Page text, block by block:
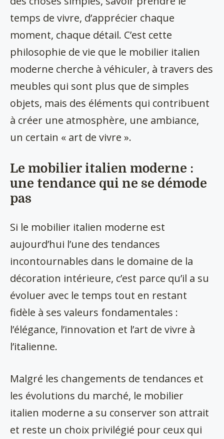
temps de vivre, d’apprécier chaque
moment, chaque détail. C’est cette
philosophie de vie que le mobilier italien
moderne cherche à véhiculer, à travers des
meubles qui sont plus que de simples
objets, mais des éléments qui contribuent
à créer une atmosphère, une ambiance,
un certain « art de vivre ».
Le mobilier italien moderne :
une tendance qui ne se démode
pas
Si le mobilier italien moderne est
aujourd’hui l’une des tendances
incontournables dans le domaine de la
décoration intérieure, c’est parce qu’il a su
évoluer avec le temps tout en restant
fidèle à ses valeurs fondamentales :
l’élégance, l’innovation et l’art de vivre à
l’italienne.
Malgré les changements de tendances et
les évolutions du marché, le mobilier
italien moderne a su conserver son attrait
et reste un choix privilégié pour ceux qui